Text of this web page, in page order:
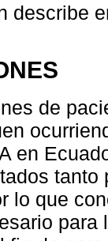
describe
de
en
lo que